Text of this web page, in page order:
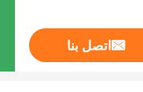
اتصل بنا